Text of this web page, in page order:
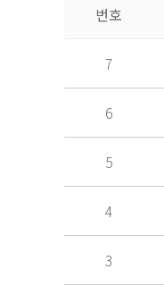
번호
7
6
5
4
3